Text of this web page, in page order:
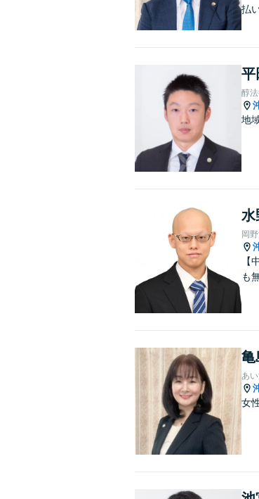
払
平
醇
地
水
岡
【
も
亀
あ
女